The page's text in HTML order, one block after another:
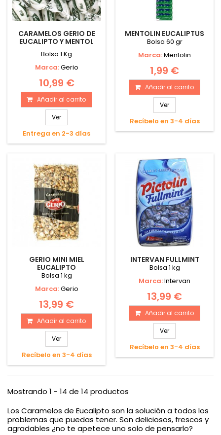
CARAMELOS GERIO DE
EUCALIPTO Y MENTOL
Bolsa 1 Kg
Marca:Gerio
10,99 €
Añadir al carrito
Ver
Entrega en 2-3 días
MENTOLIN EUCALIPTUS
Bolsa 60 gr
Marca:Mentolin
1,99 €
Añadir al carrito
Ver
Recíbelo en 3-4 días
GERIO MINI MIEL
EUCALIPTO
Bolsa 1 kg
Marca:Gerio
13,99 €
Añadir al carrito
Ver
Recíbelo en 3-4 días
INTERVAN FULLMINT
Bolsa 1 kg
Marca:Intervan
13,99 €
Añadir al carrito
Ver
Recíbelo en 3-4 días
Mostrando 1 - 14 de 14 productos
Los Caramelos de Eucalipto son la solución a todos los
problemas que puedas tener. Son deliciosos, frescos y
agradables ¿no te apetece uno solo de pensarlo?